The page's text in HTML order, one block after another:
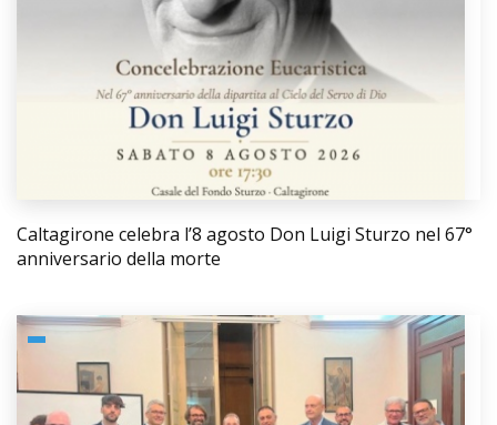
Caltagirone celebra l’8 agosto Don Luigi Sturzo nel 67°
anniversario della morte